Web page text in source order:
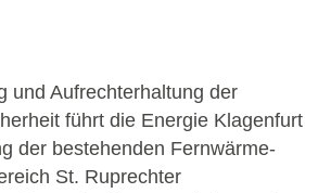
und Aufrechterhaltung der
führt die Energie Klagenfurt
der bestehenden Fernwärme-
St. Ruprechter